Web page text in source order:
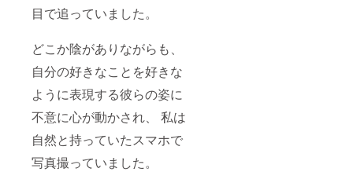
目で追っていました。
どこか陰がありながらも、
自分の好きなことを好きな
ように表現する彼らの姿に
不意に心が動かされ、 私は
自然と持っていたスマホで
写真撮っていました。